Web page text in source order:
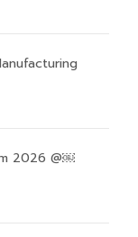
2026 @￼